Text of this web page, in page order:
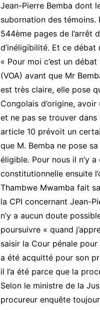
Jean-Pierre Bemba dont
subornation des
544ème pages de l’arrêt
d’inéligibilité. Et ce débat
« Pour moi c’est un
(VOA) avant que Mr
est très claire, elle pose
Congolais d’origine,
et ne pas se trouver
article 10 prévoit un
que M. Bemba ne pose
éligible. Pour nous il n’y
constitutionnelle ensuite
Thambwe Mwamba fait
la CPI concernant Jean-
n’y a aucun doute
poursuivre « quand
saisir la Cour pénale
a été acquitté pour son
il l’a été parce que la
Selon le ministre de la
procureur enquête